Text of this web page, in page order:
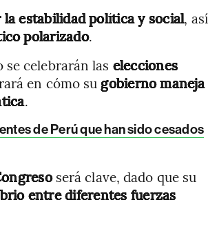
estabilidad política y social, así
polarizado.
se celebrarán las elecciones
en cómo su gobierno maneja
.
de Perú que han sido cesados
será clave, dado que su
entre diferentes fuerzas